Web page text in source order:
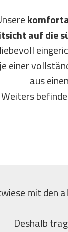
auf die
einer
aus
Weiters
mit den
Deshalb